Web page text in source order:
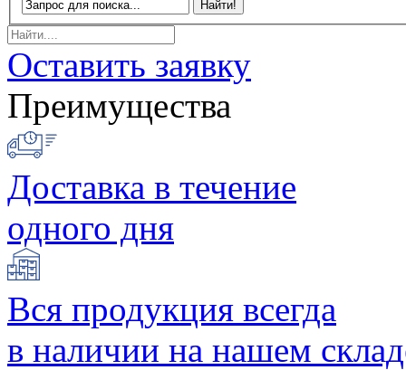
Оставить заявку
Преимущества
Доставка в течение
одного дня
Вся продукция всегда
в наличии на нашем